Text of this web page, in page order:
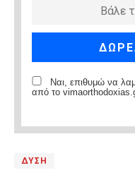
Ναι, επιθυμώ να
από το
ΔΥΣΗ